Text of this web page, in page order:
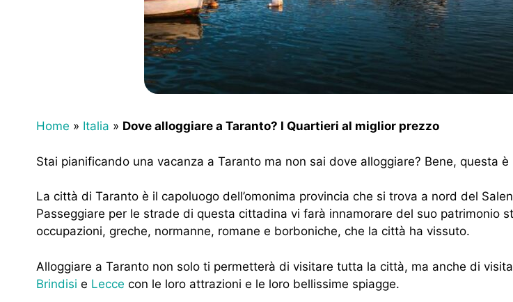
Home » Italia » Dove alloggiare a Taranto? I Quartieri al miglior prezzo
Stai pianificando una vacanza a Taranto ma non sai dove alloggiare? Bene, questa
La città di Taranto è il capoluogo dell’omonima provincia che si trova a nord del
Passeggiare per le strade di questa cittadina vi farà innamorare del suo patrimonio
occupazioni, greche, normanne, romane e borboniche, che la città ha vissuto.
Alloggiare a Taranto non solo ti permetterà di visitare tutta la città, ma anche di
Brindisi e Lecce con le loro attrazioni e le loro bellissime spiagge.